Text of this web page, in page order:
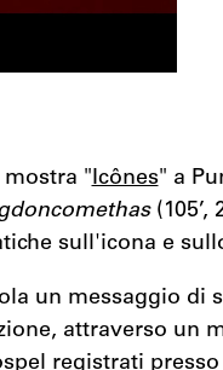
mostra " Icônes" a
(105’,
sull'icona e
un messaggio di
attraverso un
registrati